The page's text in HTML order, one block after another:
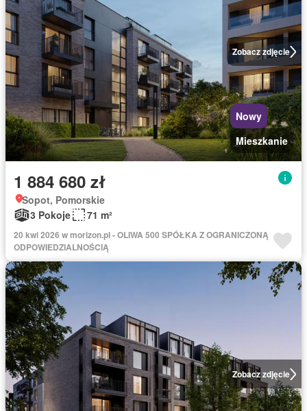
Zobacz zdjęcie
Nowy
Mieszkanie
1 884 680 zł
Sopot, Pomorskie
3 Pokoje
71 m²
20 kwi 2026 w morizon.pl - OLIWA 500 SPÓŁKA Z OGRANICZONĄ
ODPOWIEDZIALNOŚCIĄ
Zobacz zdjęcie